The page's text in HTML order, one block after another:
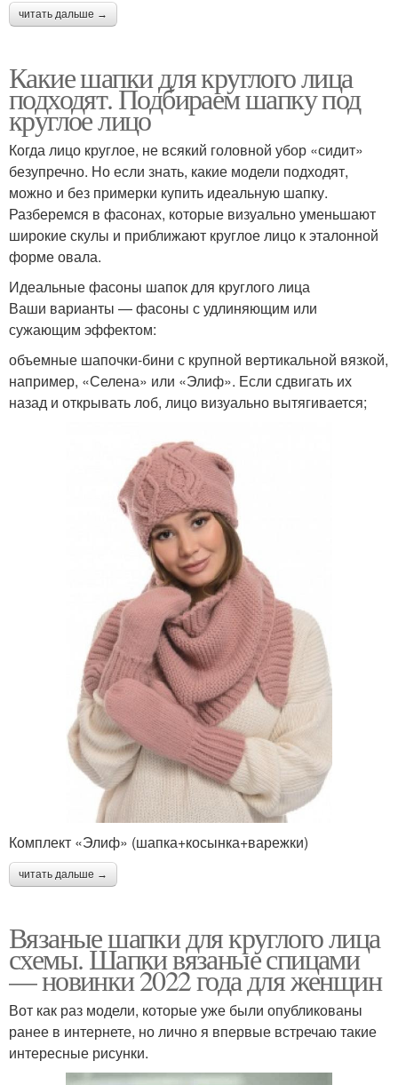
читать дальше →
Какие шапки для круглого лица
подходят. Подбираем шапку под
круглое лицо
Когда лицо круглое, не всякий головной убор «сидит»
безупречно. Но если знать, какие модели подходят,
можно и без примерки купить идеальную шапку.
Разберемся в фасонах, которые визуально уменьшают
широкие скулы и приближают круглое лицо к эталонной
форме овала.
Идеальные фасоны шапок для круглого лица
Ваши варианты — фасоны с удлиняющим или
сужающим эффектом:
объемные шапочки-бини с крупной вертикальной вязкой,
например, «Селена» или «Элиф». Если сдвигать их
назад и открывать лоб, лицо визуально вытягивается;
Комплект «Элиф» (шапка+косынка+варежки)
читать дальше →
Вязаные шапки для круглого лица
схемы. Шапки вязаные спицами
— новинки 2022 года для женщин
Вот как раз модели, которые уже были опубликованы
ранее в интернете, но лично я впервые встречаю такие
интересные рисунки.